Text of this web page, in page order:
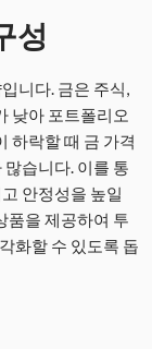
성
니다. 금은 주식,
낮아 포트폴리오
하락할 때 금 가격
습니다. 이를 통
안정성을 높일
품을 제공하여 투
화할 수 있도록 돕